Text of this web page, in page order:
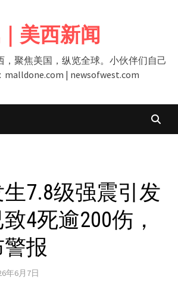
美西新闻
，聚焦美国，纵览全球。小伙伴们自己
| newsofwest.com
7.8级强震引发
4死逾200伤，
报
年6月7日